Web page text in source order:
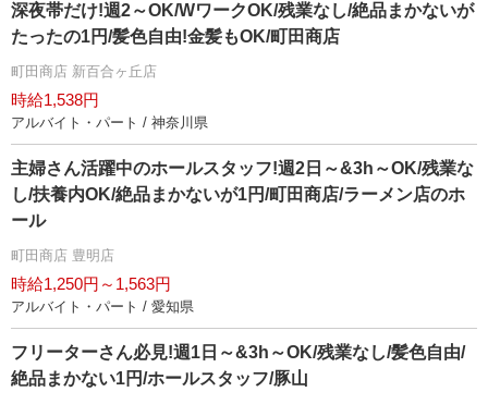
深夜帯だけ!週2～OK/WワークOK/残業なし/絶品まかないが
たったの1円/髪色自由!金髪もOK/町田商店
町田商店 新百合ヶ丘店
時給1,538円
アルバイト・パート / 神奈川県
主婦さん活躍中のホールスタッフ!週2日～&3h～OK/残業な
し/扶養内OK/絶品まかないが1円/町田商店/ラーメン店のホ
ール
町田商店 豊明店
時給1,250円～1,563円
アルバイト・パート / 愛知県
フリーターさん必見!週1日～&3h～OK/残業なし/髪色自由/
絶品まかない1円/ホールスタッフ/豚山